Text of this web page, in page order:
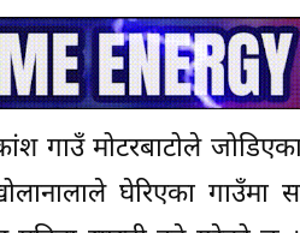
गाउँ मोटरबाटोले
घेरिएका